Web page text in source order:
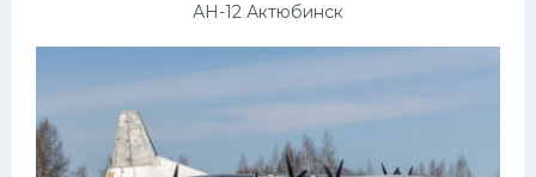
АН-12 Актюбинск